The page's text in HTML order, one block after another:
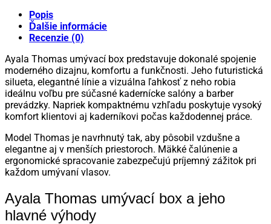
Popis
Ďalšie informácie
Recenzie (0)
Ayala Thomas umývací box predstavuje dokonalé spojenie
moderného dizajnu, komfortu a funkčnosti. Jeho futuristická
silueta, elegantné línie a vizuálna ľahkosť z neho robia
ideálnu voľbu pre súčasné kadernícke salóny a barber
prevádzky. Napriek kompaktnému vzhľadu poskytuje vysoký
komfort klientovi aj kaderníkovi počas každodennej práce.
Model Thomas je navrhnutý tak, aby pôsobil vzdušne a
elegantne aj v menších priestoroch. Mäkké čalúnenie a
ergonomické spracovanie zabezpečujú príjemný zážitok pri
každom umývaní vlasov.
Ayala Thomas umývací box a jeho
hlavné výhody